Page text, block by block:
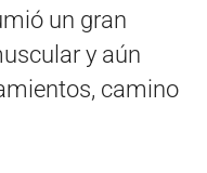
un gran
y aún
camino